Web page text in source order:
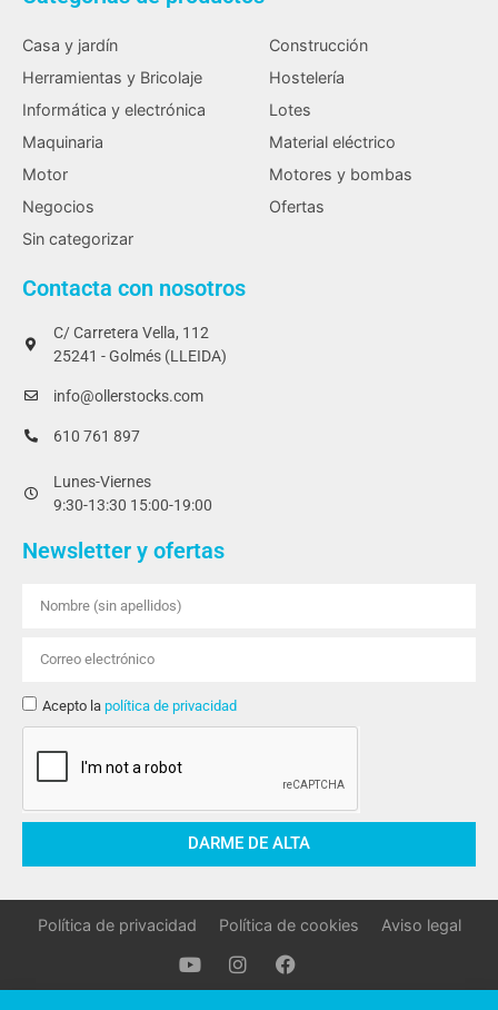
Casa y jardín
Construcción
Herramientas y Bricolaje
Hostelería
Informática y electrónica
Lotes
Maquinaria
Material eléctrico
Motor
Motores y bombas
Negocios
Ofertas
Sin categorizar
Contacta con nosotros
C/ Carretera Vella, 112
25241 - Golmés (LLEIDA)
info@ollerstocks.com
610 761 897
Lunes-Viernes
9:30-13:30 15:00-19:00
Newsletter y ofertas
Acepto la política de privacidad
DARME DE ALTA
Política de privacidad Política de cookies Aviso legal